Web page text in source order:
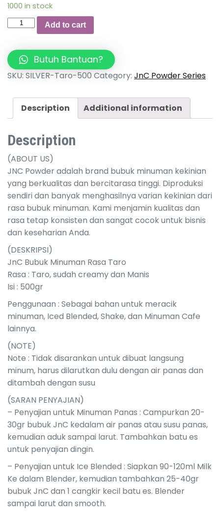
1000 in stock
JnC
Powder
500gr
Add to cart
Butuh Bantuan?
SKU: SILVER-Taro-500 Category: JnC Powder Series
Description Additional information
Description
(ABOUT US)
JNC Powder adalah brand bubuk minuman kekinian
yang berkualitas dan bercitarasa tinggi. Diproduksi
sendiri dan banyak menghasilnya varian kekinian dari
rasa bubuk minuman. Kami menjamin kualitas dan
rasa tetap konsisten dan sangat cocok untuk bisnis
dan keseharian Anda.
(DESKRIPSI)
JnC Bubuk Minuman Rasa Taro
Rasa : Taro, sudah creamy dan Manis
Isi : 500gr
Penggunaan : Sebagai bahan untuk meracik
minuman, Iced Blended, Shake, dan Minuman Cafe
lainnya.
(NOTE)
Note : Tidak disarankan untuk dibuat langsung
minum, harus dilarutkan dulu dengan air panas dan
ditambah dengan susu
(SARAN PENYAJIAN)
– Penyajian untuk Minuman Panas : Campurkan 20-
30gr bubuk JnC kedalam air panas atau susu panas,
kemudian aduk sampai larut. Tambahkan batu es
untuk penyajian dingin.
– Penyajian untuk Ice Blended : Siapkan 90-120ml Milk
Ke dalam Blender, kemudian tambahkan 25-40gr
bubuk JnC dan 1 cangkir kecil batu es. Blender
sampai larut dan smooth.